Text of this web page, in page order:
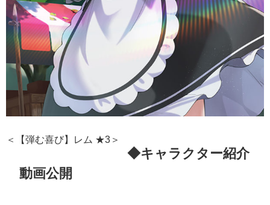
＜【弾む喜び】レム ★3＞
◆キャラクター紹介
動画公開